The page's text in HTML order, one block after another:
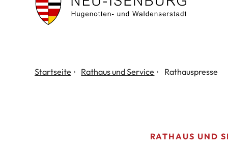
Isenburg
Startseite Rathaus und Service Rathauspresse
RATHAUS UND